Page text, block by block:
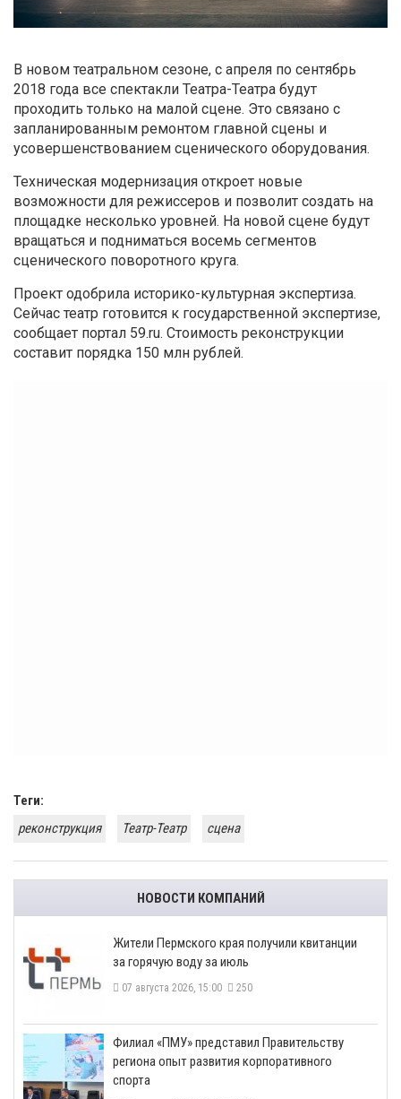
В новом театральном сезоне, с апреля по сентябрь
2018 года все спектакли Театра-Театра будут
проходить только на малой сцене. Это связано с
запланированным ремонтом главной сцены и
усовершенствованием сценического оборудования.
Техническая модернизация откроет новые
возможности для режиссеров и позволит создать на
площадке несколько уровней. На новой сцене будут
вращаться и подниматься восемь сегментов
сценического поворотного круга.
Проект одобрила историко-культурная экспертиза.
Сейчас театр готовится к государственной экспертизе,
сообщает портал 59.ru. Стоимость реконструкции
составит порядка 150 млн рублей.
Теги:
реконструкция
Театр-Театр сцена
НОВОСТИ КОМПАНИЙ
​Жители Пермского края получили квитанции
за горячую воду за июль
07 августа 2026, 15:00 250
​Филиал «ПМУ» представил Правительству
региона опыт развития корпоративного
спорта